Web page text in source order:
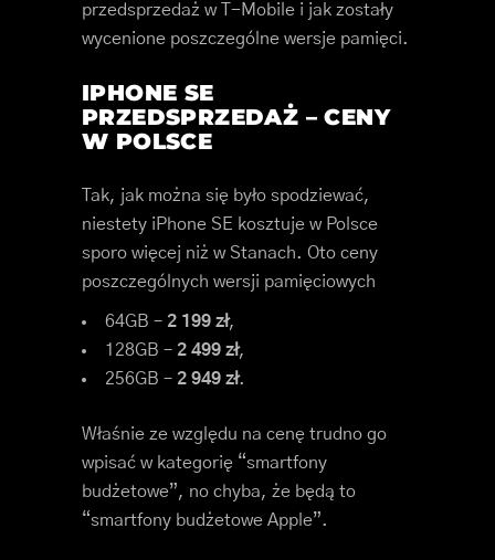
przedsprzedaż w T-Mobile i jak zostały
wycenione poszczególne wersje pamięci.
IPHONE SE
PRZEDSPRZEDAŻ – CENY
W POLSCE
Tak, jak można się było spodziewać,
niestety iPhone SE kosztuje w Polsce
sporo więcej niż w Stanach. Oto ceny
poszczególnych wersji pamięciowych
64GB – 2 199 zł,
128GB – 2 499 zł,
256GB – 2 949 zł.
Właśnie ze względu na cenę trudno go
wpisać w kategorię “smartfony
budżetowe”, no chyba, że będą to
“smartfony budżetowe Apple”.